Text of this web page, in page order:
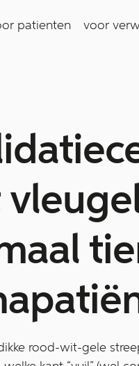
patienten voor
rood-wit-gele